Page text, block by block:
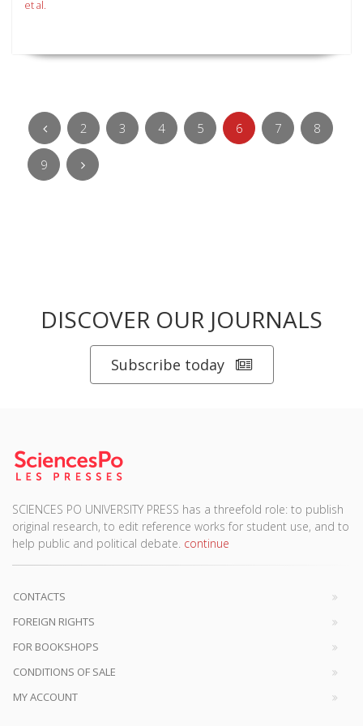
et al.
2 3 4 5 6 7 8
9
DISCOVER OUR JOURNALS
Subscribe today
SCIENCES PO UNIVERSITY PRESS has a threefold role: to publish
original research, to edit reference works for student use, and to
help public and political debate. continue
CONTACTS
FOREIGN RIGHTS
FOR BOOKSHOPS
CONDITIONS OF SALE
MY ACCOUNT